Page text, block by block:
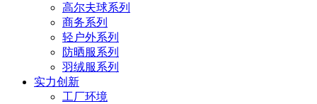
高尔夫球系列
商务系列
轻户外系列
防晒服系列
羽绒服系列
实力创新
工厂环境